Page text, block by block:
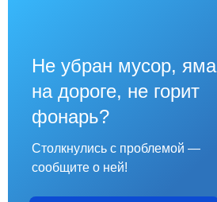
Не убран мусор, яма
на дороге, не горит
фонарь?
Столкнулись с проблемой —
сообщите о ней!